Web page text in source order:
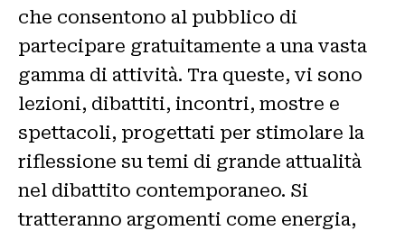
che consentono al pubblico di
partecipare gratuitamente a una vasta
gamma di attività. Tra queste, vi sono
lezioni, dibattiti, incontri, mostre e
spettacoli, progettati per stimolare la
riflessione su temi di grande attualità
nel dibattito contemporaneo. Si
tratteranno argomenti come energia,